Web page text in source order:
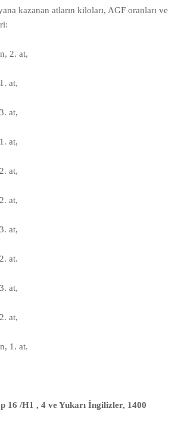
kazanan atların kiloları, AGF oranları ve
2. at,
at,
at,
at,
at,
at,
at,
at.
at,
at,
1. at.
16 /H1 , 4 ve Yukarı İngilizler, 1400